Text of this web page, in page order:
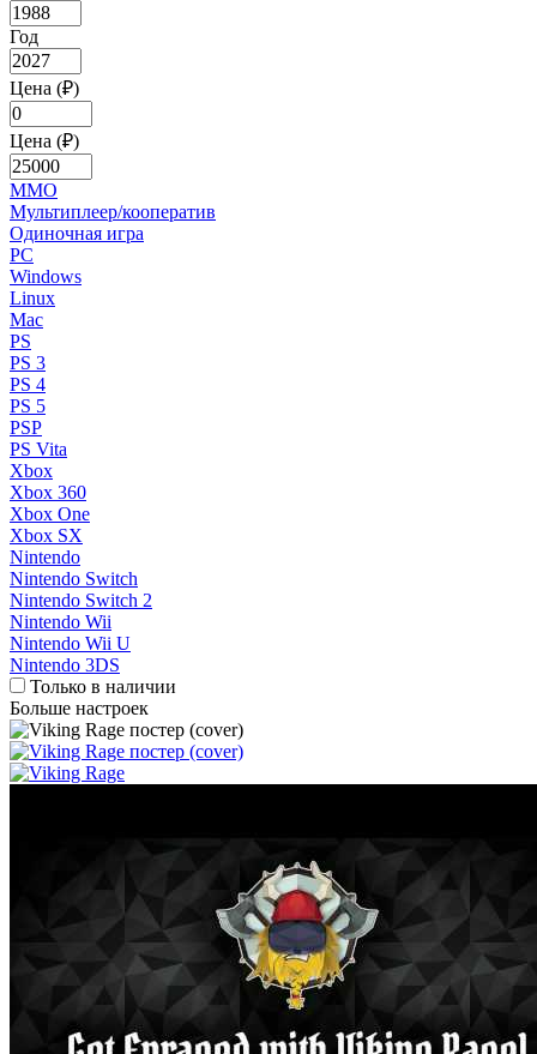
Год
Цена (₽)
Цена (₽)
MMO
Мультиплеер/кооператив
Одиночная игра
PC
Windows
Linux
Mac
PS
PS 3
PS 4
PS 5
PSP
PS Vita
Xbox
Xbox 360
Xbox One
Xbox SX
Nintendo
Nintendo Switch
Nintendo Switch 2
Nintendo Wii
Nintendo Wii U
Nintendo 3DS
Только в наличии
Больше настроек